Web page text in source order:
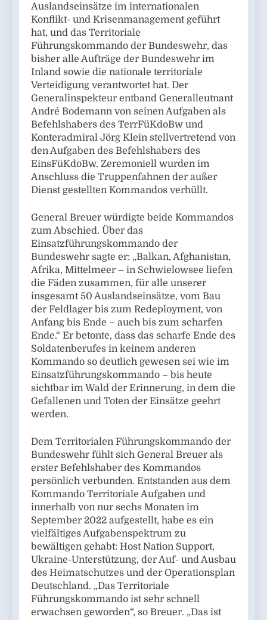
Auslandseinsätze im internationalen
Konflikt- und Krisenmanagement geführt
hat, und das Territoriale
Führungskommando der Bundeswehr, das
bisher alle Aufträge der Bundeswehr im
Inland sowie die nationale territoriale
Verteidigung verantwortet hat. Der
Generalinspekteur entband Generalleutnant
André Bodemann von seinen Aufgaben als
Befehlshabers des TerrFüKdoBw und
Konteradmiral Jörg Klein stellvertretend von
den Aufgaben des Befehlshabers des
EinsFüKdoBw. Zeremoniell wurden im
Anschluss die Truppenfahnen der außer
Dienst gestellten Kommandos verhüllt.
General Breuer würdigte beide Kommandos
zum Abschied. Über das
Einsatzführungskommando der
Bundeswehr sagte er: „Balkan, Afghanistan,
Afrika, Mittelmeer – in Schwielowsee liefen
die Fäden zusammen, für alle unserer
insgesamt 50 Auslandseinsätze, vom Bau
der Feldlager bis zum Redeployment, von
Anfang bis Ende – auch bis zum scharfen
Ende.“ Er betonte, dass das scharfe Ende des
Soldatenberufes in keinem anderen
Kommando so deutlich gewesen sei wie im
Einsatzführungskommando – bis heute
sichtbar im Wald der Erinnerung, in dem die
Gefallenen und Toten der Einsätze geehrt
werden.
Dem Territorialen Führungskommando der
Bundeswehr fühlt sich General Breuer als
erster Befehlshaber des Kommandos
persönlich verbunden. Entstanden aus dem
Kommando Territoriale Aufgaben und
innerhalb von nur sechs Monaten im
September 2022 aufgestellt, habe es ein
vielfältiges Aufgabenspektrum zu
bewältigen gehabt: Host Nation Support,
Ukraine-Unterstützung, der Auf- und Ausbau
des Heimatschutzes und der Operationsplan
Deutschland. „Das Territoriale
Führungskommando ist sehr schnell
erwachsen geworden“, so Breuer. „Das ist